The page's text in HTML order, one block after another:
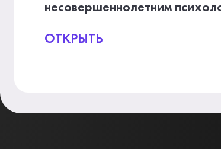
несовершеннолетним
ОТКРЫТЬ